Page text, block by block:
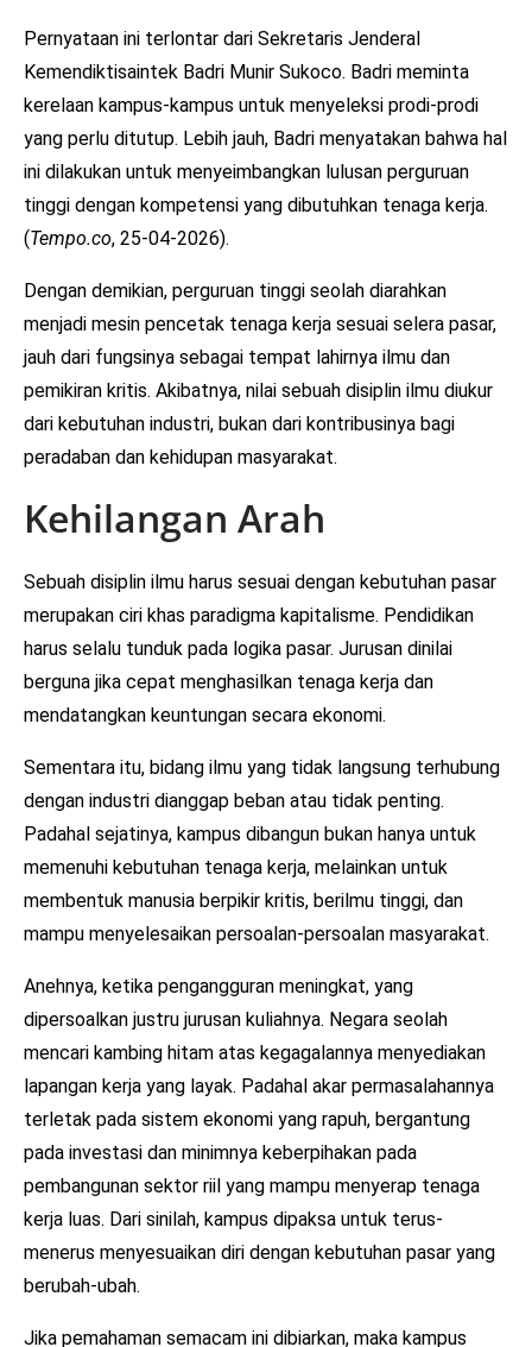
Pernyataan ini terlontar dari Sekretaris Jenderal
Kemendiktisaintek Badri Munir Sukoco. Badri meminta
kerelaan kampus-kampus untuk menyeleksi prodi-prodi
yang perlu ditutup. Lebih jauh, Badri menyatakan bahwa hal
ini dilakukan untuk menyeimbangkan lulusan perguruan
tinggi dengan kompetensi yang dibutuhkan tenaga kerja.
(Tempo.co, 25-04-2026).
Dengan demikian, perguruan tinggi seolah diarahkan
menjadi mesin pencetak tenaga kerja sesuai selera pasar,
jauh dari fungsinya sebagai tempat lahirnya ilmu dan
pemikiran kritis. Akibatnya, nilai sebuah disiplin ilmu diukur
dari kebutuhan industri, bukan dari kontribusinya bagi
peradaban dan kehidupan masyarakat.
Kehilangan Arah
Sebuah disiplin ilmu harus sesuai dengan kebutuhan pasar
merupakan ciri khas paradigma kapitalisme. Pendidikan
harus selalu tunduk pada logika pasar. Jurusan dinilai
berguna jika cepat menghasilkan tenaga kerja dan
mendatangkan keuntungan secara ekonomi.
Sementara itu, bidang ilmu yang tidak langsung terhubung
dengan industri dianggap beban atau tidak penting.
Padahal sejatinya, kampus dibangun bukan hanya untuk
memenuhi kebutuhan tenaga kerja, melainkan untuk
membentuk manusia berpikir kritis, berilmu tinggi, dan
mampu menyelesaikan persoalan-persoalan masyarakat.
Anehnya, ketika pengangguran meningkat, yang
dipersoalkan justru jurusan kuliahnya. Negara seolah
mencari kambing hitam atas kegagalannya menyediakan
lapangan kerja yang layak. Padahal akar permasalahannya
terletak pada sistem ekonomi yang rapuh, bergantung
pada investasi dan minimnya keberpihakan pada
pembangunan sektor riil yang mampu menyerap tenaga
kerja luas. Dari sinilah, kampus dipaksa untuk terus-
menerus menyesuaikan diri dengan kebutuhan pasar yang
berubah-ubah.
Jika pemahaman semacam ini dibiarkan, maka kampus